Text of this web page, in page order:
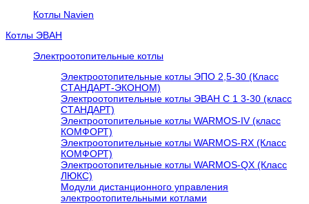
Котлы Navien
Котлы ЭВАН
Электроотопительные котлы
Электроотопительные котлы ЭПО 2,5-30 (Класс
СТАНДАРТ-ЭКОНОМ)
Электроотопительные котлы ЭВАН С 1 3-30 (класс
СТАНДАРТ)
Электроотопительные котлы WARMOS-IV (класс
КОМФОРТ)
Электроотопительные котлы WARMOS-RX (Класс
КОМФОРТ)
Электроотопительные котлы WARMOS-QX (Класс
ЛЮКС)
Модули дистанционного управления
электроотопительными котлами